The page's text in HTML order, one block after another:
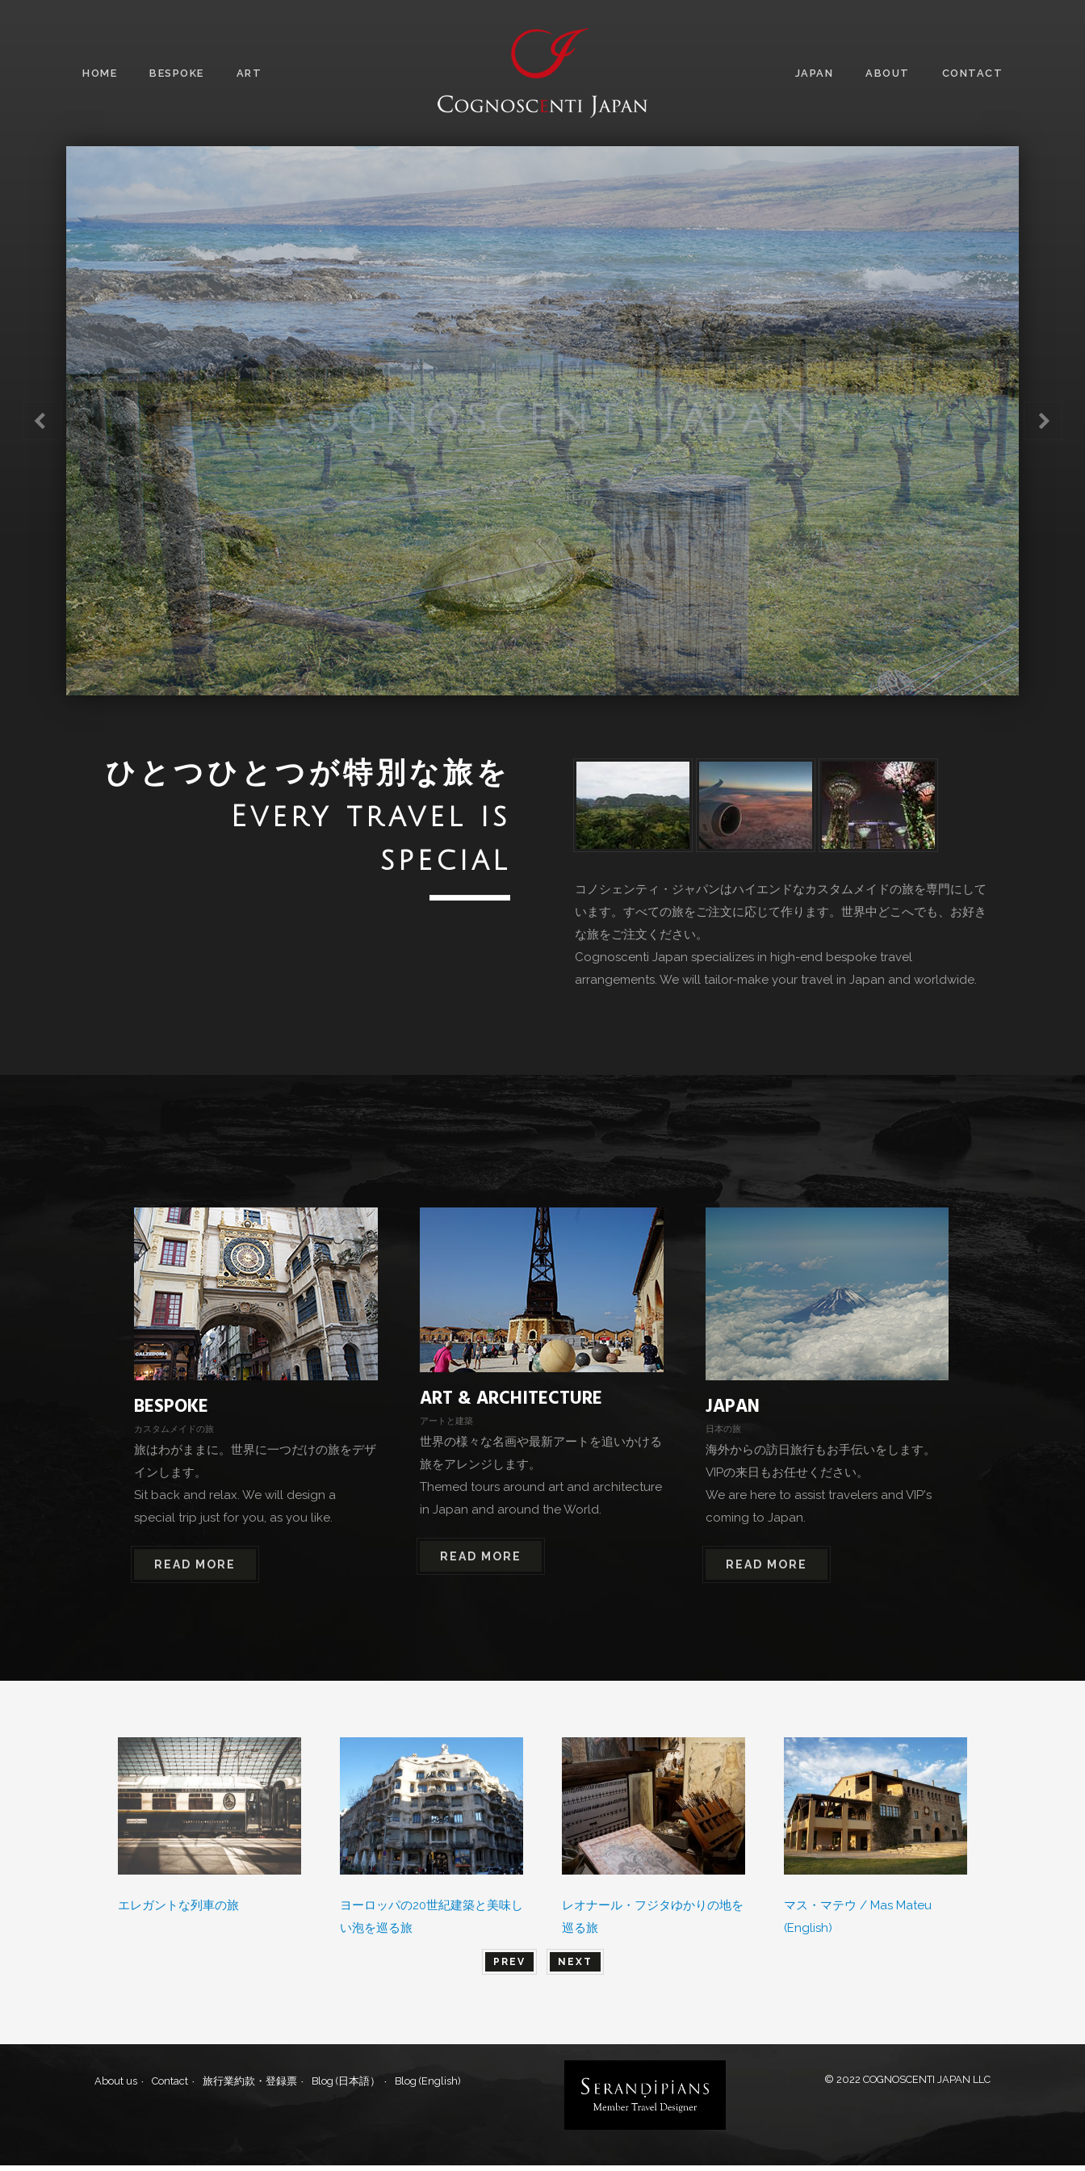
HOME BESPOKE ART JAPAN ABOUT CONTACT
FOR DISCERNING TRAVELERS ONLY
ひとつひとつが特別な旅を
Every travel is
special
コノシェンティ・ジャパンはハイエンドなカスタムメイドの旅を専門にして
います。すべての旅をご注文に応じて作ります。世界中どこへでも、お好き
な旅をご注文ください。
Cognoscenti Japan specializes in high-end bespoke travel
arrangements. We will tailor-make your travel in Japan and worldwide.
BESPOKE
カスタムメイドの旅
旅はわがままに。世界に一つだけの旅をデザ
インします。
Sit back and relax. We will design a
special trip just for you, as you like.
READ MORE
ART & ARCHITECTURE
アートと建築
世界の様々な名画や最新アートを追いかける
旅をアレンジします。
Themed tours around art and architecture
in Japan and around the World.
READ MORE
JAPAN
日本の旅
海外からの訪日旅行もお手伝いをします。
VIPの来日もお任せください。
We are here to assist travelers and VIP's
coming to Japan.
READ MORE
エレガントな列車の旅
ヨーロッパの20世紀建築と美味し
い泡を巡る旅
レオナール・フジタゆかりの地を
巡る旅
マス・マテウ / Mas Mateu
(English)
PREV NEXT
About us Contact 旅行業約款・登録票 Blog (日本語） Blog (English) © 2022 COGNOSCENTI JAPAN LLC